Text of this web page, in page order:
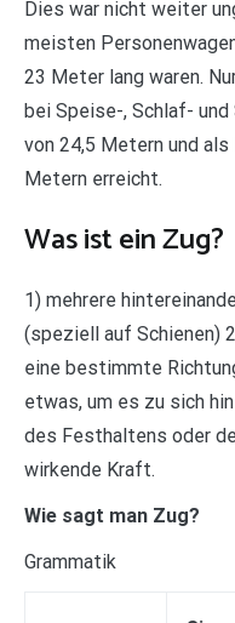
Dies war nicht weiter
meisten
23 Meter lang waren.
bei Speise-, Schlaf-
von 24,5 Metern und
Metern erreicht.
Was ist ein Zug?
1) mehrere
(speziell auf Schienen)
eine bestimmte
etwas, um es zu sich
des Festhaltens oder
wirkende Kraft.
Wie sagt man Zug?
Grammatik